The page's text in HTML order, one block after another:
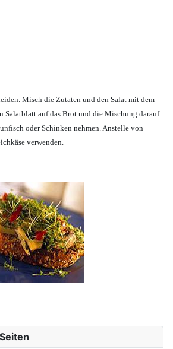
Misch die Zutaten und den Salat mit dem
Salatblatt auf das Brot und die Mischung darauf
oder Schinken nehmen. Anstelle von
verwenden.